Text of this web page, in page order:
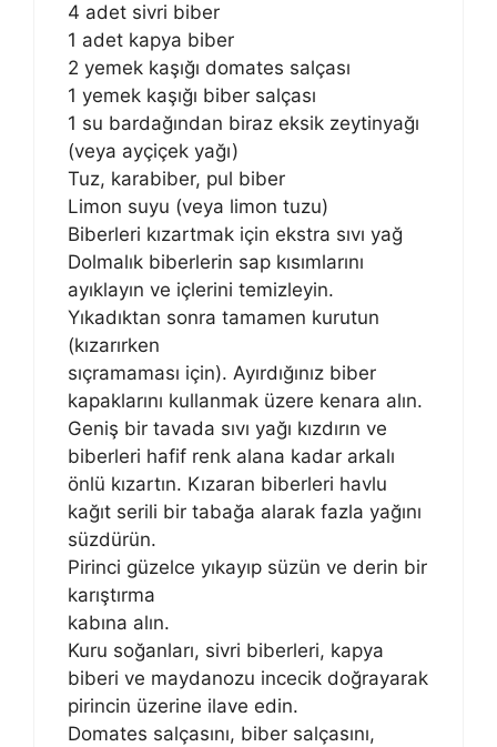
4 adet sivri biber
1 adet kapya biber
2 yemek kaşığı domates salçası
1 yemek kaşığı biber salçası
1 su bardağından biraz eksik zeytinyağı
(veya ayçiçek yağı)
Tuz, karabiber, pul biber
Limon suyu (veya limon tuzu)
Biberleri kızartmak için ekstra sıvı yağ
Dolmalık biberlerin sap kısımlarını
ayıklayın ve içlerini temizleyin.
Yıkadıktan sonra tamamen kurutun
(kızarırken
sıçramaması için). Ayırdığınız biber
kapaklarını kullanmak üzere kenara alın.
Geniş bir tavada sıvı yağı kızdırın ve
biberleri hafif renk alana kadar arkalı
önlü kızartın. Kızaran biberleri havlu
kağıt serili bir tabağa alarak fazla yağını
süzdürün.
Pirinci güzelce yıkayıp süzün ve derin bir
karıştırma
kabına alın.
Kuru soğanları, sivri biberleri, kapya
biberi ve maydanozu incecik doğrayarak
pirincin üzerine ilave edin.
Domates salçasını, biber salçasını,